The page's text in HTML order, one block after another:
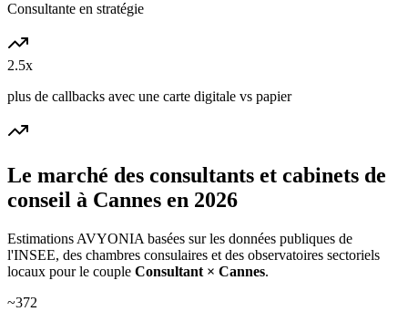
Consultante en stratégie
2.5x
plus de callbacks avec une carte digitale vs papier
Le marché des consultants et cabinets de
conseil à Cannes en 2026
Estimations AVYONIA basées sur les données publiques de
l'INSEE, des chambres consulaires et des observatoires sectoriels
locaux pour le couple Consultant × Cannes.
~372